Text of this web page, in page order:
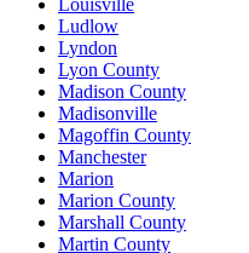
Ludlow
Lyndon
Lyon County
Madison County
Madisonville
Magoffin County
Manchester
Marion
Marion County
Marshall County
Martin County